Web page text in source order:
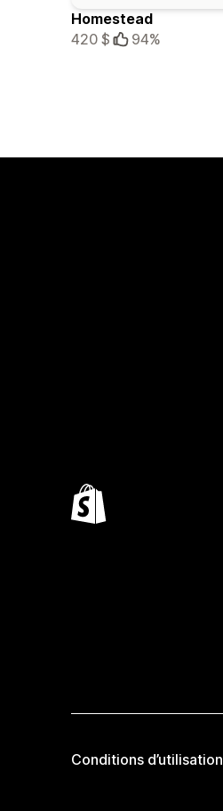
Homestead
420 $
94%
Conditions d’utilisation